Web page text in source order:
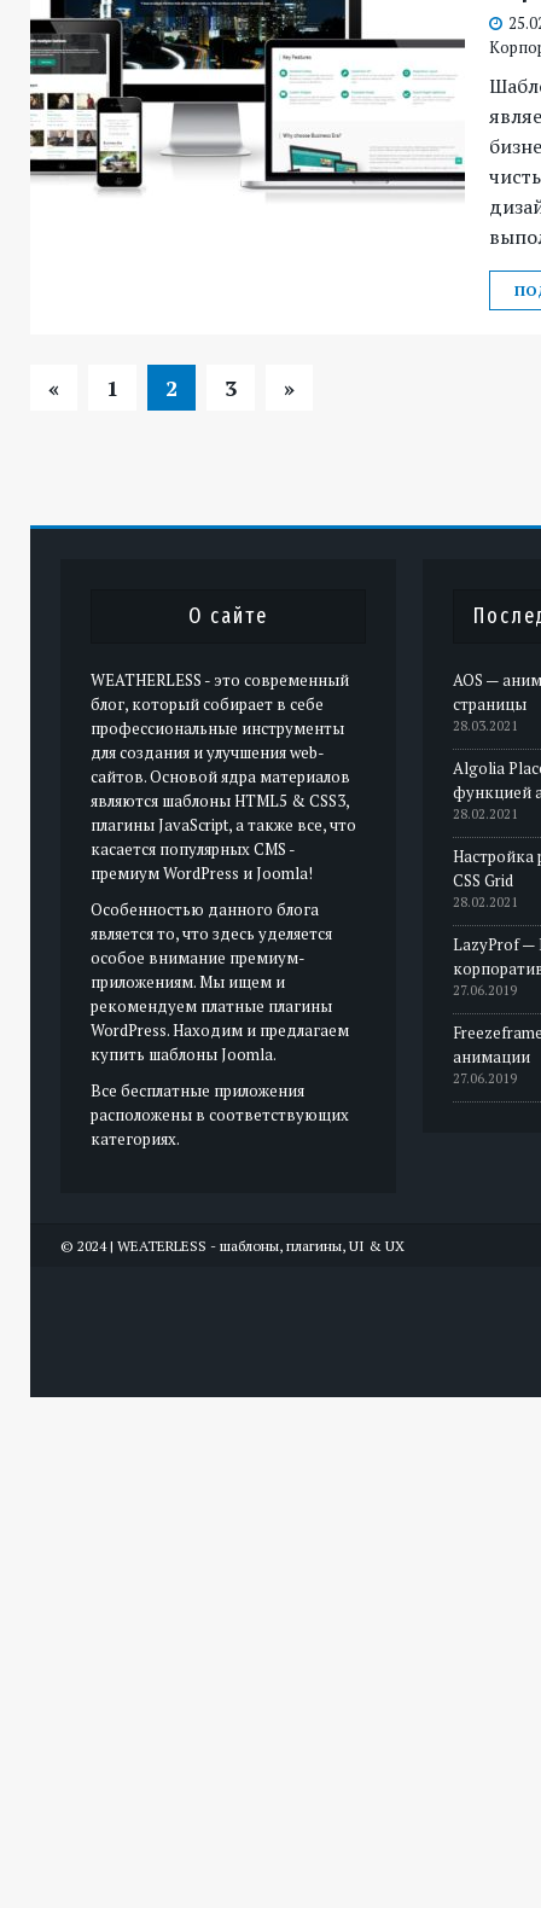
« 1 2 3 »
О сайте
WEATHERLESS - это современный
блог, который собирает в себе
профессиональные инструменты
для создания и улучшения web-
сайтов. Основой ядра материалов
являются шаблоны HTML5 & CSS3,
плагины JavaScript, а также все, что
касается популярных CMS -
премиум WordPress и Joomla!
Особенностью данного блога
является то, что здесь уделяется
особое внимание премиум-
приложениям. Мы ищем и
рекомендуем платные плагины
WordPress. Находим и предлагаем
купить шаблоны Joomla.
Все бесплатные приложения
расположены в соответствующих
категориях.
AOS —
страницы
28.03.2021
Algolia
функцией
28.02.2021
Настройка
CSS Grid
28.02.2021
LazyProf —
27.06.2019
анимации
27.06.2019
© 2024 | WEATERLESS - шаблоны, плагины, UI & UX